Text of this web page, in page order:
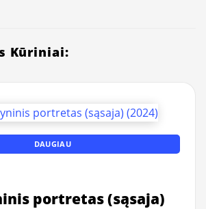
Kūriniai:
DAUGIAU
portretas (sąsaja)